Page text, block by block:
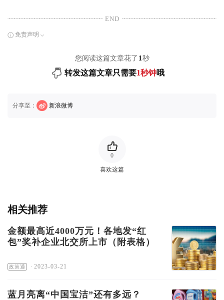
END
免责声明
您阅读这篇文章花了 1秒
转发这篇文章只需要1秒钟哦
分享至： 新浪微博
喜欢这篇
0
相关推荐
金额最高近4000万元！各地发“红
包”奖补企业北交所上市（附表格）
政策通 · 2023-03-21
蓝月亮离“中国宝洁”还有多远？